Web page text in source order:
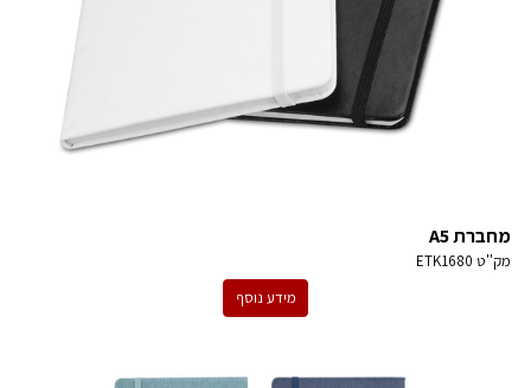
מחברת A5
מק''ט ETK1680
מידע נוסף